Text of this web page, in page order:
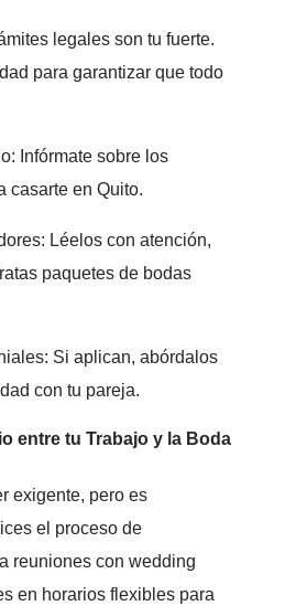
legales son tu fuerte.
para garantizar que todo
Infórmate sobre los
casarte en Quito.
Léelos con atención,
paquetes de bodas
Si aplican, abórdalos
con tu pareja.
entre tu Trabajo y la Boda
exigente, pero es
el proceso de
reuniones con wedding
en horarios flexibles para